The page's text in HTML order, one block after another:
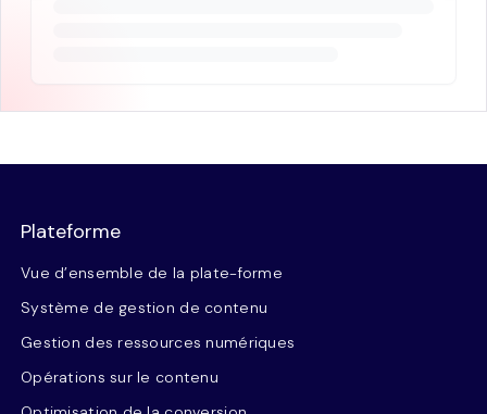
Plateforme
Vue d’ensemble de la plate-forme
Système de gestion de contenu
Gestion des ressources numériques
Opérations sur le contenu